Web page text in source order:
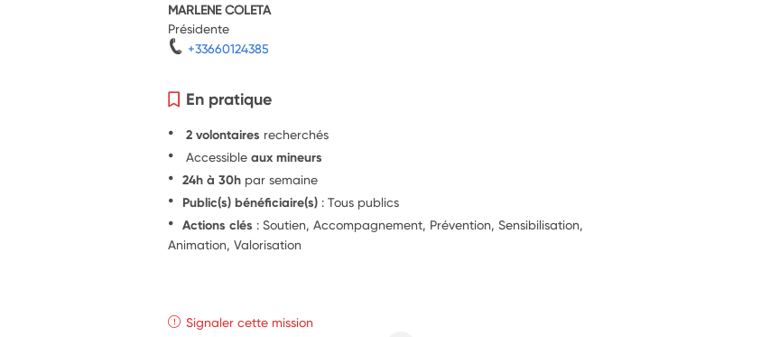
MARLENE COLETA
Présidente
+33660124385
En pratique
2 volontaires recherchés
Accessibleaux mineurs
24h à 30h par semaine
Public(s) bénéficiaire(s) : Tous publics
Actions clés : Soutien, Accompagnement, Prévention, Sensibilisation,
Animation, Valorisation
Signaler cette mission